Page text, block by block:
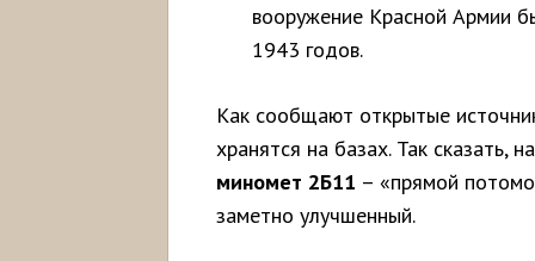
вооружение Красной Армии
1943 годов.
Как сообщают открытые
хранятся на базах. Так сказать,
миномет 2Б11 – «прямой
заметно улучшенный.